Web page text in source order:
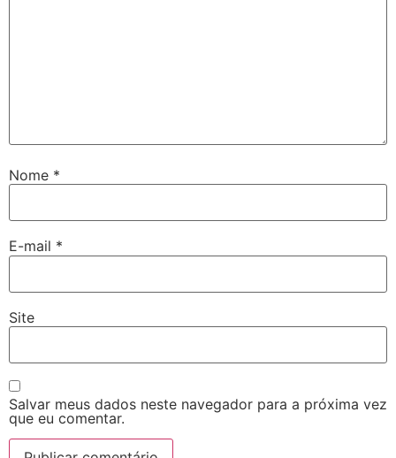
Nome *
E-mail *
Site
Salvar meus dados neste navegador para a próxima vez
que eu comentar.